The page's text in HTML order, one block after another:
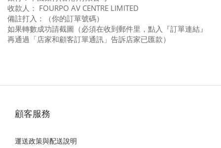
收款人： FOURPO AV CENTRE LIMITED
備註打入：（你的訂單號碼）
如果轉數成功請截圖（必須在收到郵件里，點入『訂單連結』
再通過「店家和顧客訂單通訊」告訴店家已匯款）
顧客服務
運送政策與配送說明